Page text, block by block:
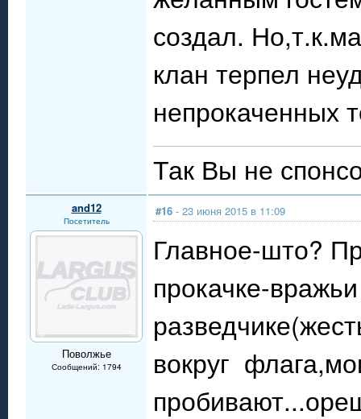
создал.
клан терпел
непрокаченных
Так Вы не
and12
Посетитель
Поволжье
Сообщений: 1794
#16 - 23 июня 2015 в 11:09
Главное-што?
прокачке-
вокруг